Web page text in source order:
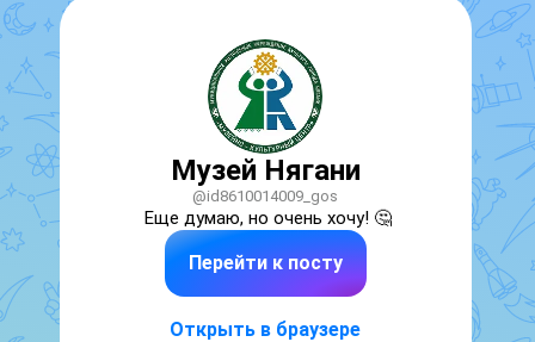
Музей Нягани
@id8610014009_gos
Еще думаю, но очень хочу! 🤔
Перейти к посту
Открыть в браузере